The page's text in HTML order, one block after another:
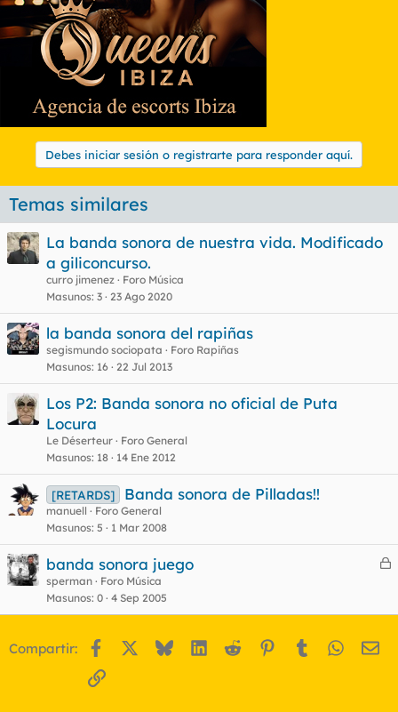
Debes iniciar sesión o registrarte para responder aquí.
Temas similares
La banda sonora de nuestra vida. Modificado
a giliconcurso.
curro jimenez
Foro Música
Masunos 3 23 Ago 2020
la banda sonora del rapiñas
segismundo sociopata
Foro Rapiñas
Masunos 16 22 Jul 2013
Los P2: Banda sonora no oficial de Puta
Locura
Le Déserteur
Foro General
Masunos 18 14 Ene 2012
[RETARDS] Banda sonora de Pilladas!!
manuell
Foro General
Masunos 5 1 Mar 2008
C
r
banda sonora juego
sperman
Foro Música
Masunos 0 4 Sep 2005
Compartir: Facebook BlueskyLinkedIn
Reddit Pinterest
Tumblr
Enlace